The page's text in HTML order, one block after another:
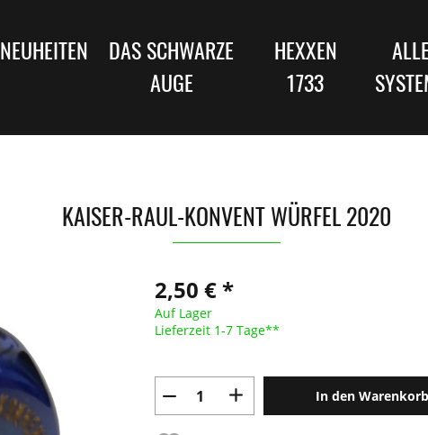
NEUHEITEN
DAS SCHWARZE
AUGE
HEXXEN
1733
KAISER-RAUL-KONVENT WÜRFEL 2020
2,50 € *
Auf Lager
Lieferzeit 1-7 Tage**
In den Warenkorb